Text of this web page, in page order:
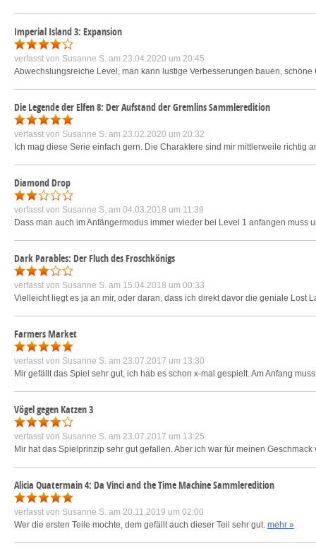
Imperial Island 3: Expansion
verfasst von Susanne S. am 23.04.2020 um 20:45
Abwechslungsreiche Level, man kann lustige Verbesserungen bauen,
Die Legende der Elfen 8: Der Aufstand der Gremlins Sammleredition
verfasst von Susanne S. am 23.02.2020 um 20:32
Ich mag diese Serie einfach gern. Die Charaktere sind mir mittlerweile richtig
Diamond Drop
verfasst von Susanne S. am 04.03.2018 um 11:39
Dass man auch im Anfängermodus immer wieder bei Level 1 anfangen
Dark Parables: Der Fluch des Froschkönigs
verfasst von Susanne S. am 15.04.2018 um 00:33
Vielleicht liegt es ja an mir, oder daran, dass ich direkt davor die geniale Lost
Farmers Market
verfasst von Susanne S. am 23.07.2017 um 13:30
Mir gefällt das Spiel sehr gut, ich hab es schon x-mal gespielt. Am Anfang
Vögel gegen Katzen 3
verfasst von Susanne S. am 23.07.2017 um 13:25
Mir hat das Spielprinzip sehr gut gefallen. Aber ich war für meinen
Alicia Quatermain 4: Da Vinci and the Time Machine Sammleredition
verfasst von Susanne S. am 20.11.2019 um 02:00
Wer die ersten Teile mochte, dem gefällt auch dieser Teil sehr gut. mehr »